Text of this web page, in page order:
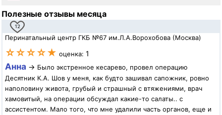
Полезные отзывы месяца
12
Перинатальный центр ГКБ №67 им.Л.А.Ворохобова (Москва)
☆☆☆☆★ оценка: 1
Анна → Было экстренное кесарево, провел операцию
Десятник К.А. Шов у меня, как будто зашивал сапожник, ровно
наполовину живота, грубый и страшный с втяжениями, врач
хамовитый, на операции обсуждал какие-то салаты.. с
ассистентом. Мало того, что мне удалили часть органов, еще и